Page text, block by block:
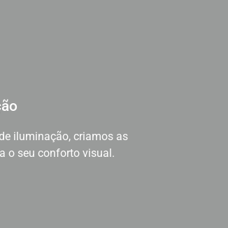
iluminação, criamos as
o seu conforto visual.